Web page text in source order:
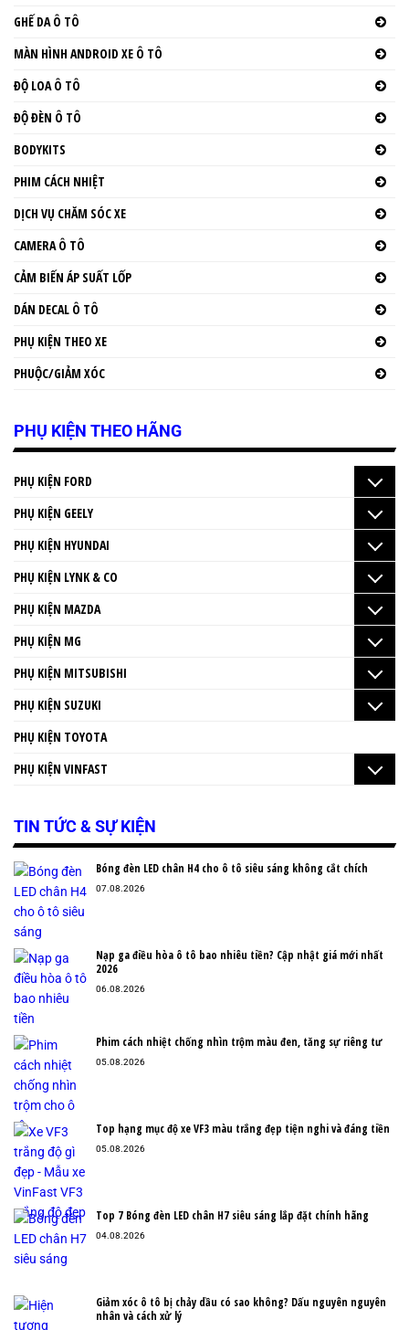
GHẾ DA Ô TÔ
MÀN HÌNH ANDROID XE Ô TÔ
ĐỘ LOA Ô TÔ
ĐỘ ĐÈN Ô TÔ
BODYKITS
PHIM CÁCH NHIỆT
DỊCH VỤ CHĂM SÓC XE
CAMERA Ô TÔ
CẢM BIẾN ÁP SUẤT LỐP
DÁN DECAL Ô TÔ
PHỤ KIỆN THEO XE
PHUỘC/GIẢM XÓC
PHỤ KIỆN THEO HÃNG
PHỤ KIỆN FORD
PHỤ KIỆN GEELY
PHỤ KIỆN HYUNDAI
PHỤ KIỆN LYNK & CO
PHỤ KIỆN MAZDA
PHỤ KIỆN MG
PHỤ KIỆN MITSUBISHI
PHỤ KIỆN SUZUKI
PHỤ KIỆN TOYOTA
PHỤ KIỆN VINFAST
TIN TỨC & SỰ KIỆN
Bóng đèn LED chân H4 cho ô tô siêu sáng không cắt chích
07.08.2026
Nạp ga điều hòa ô tô bao nhiêu tiền? Cập nhật giá mới nhất
2026
06.08.2026
Phim cách nhiệt chống nhìn trộm màu đen, tăng sự riêng tư
05.08.2026
Top hạng mục độ xe VF3 màu trắng đẹp tiện nghi và đáng tiền
05.08.2026
Top 7 Bóng đèn LED chân H7 siêu sáng lắp đặt chính hãng
04.08.2026
Giảm xóc ô tô bị chảy dầu có sao không? Dấu nguyên nguyên
nhân và cách xử lý